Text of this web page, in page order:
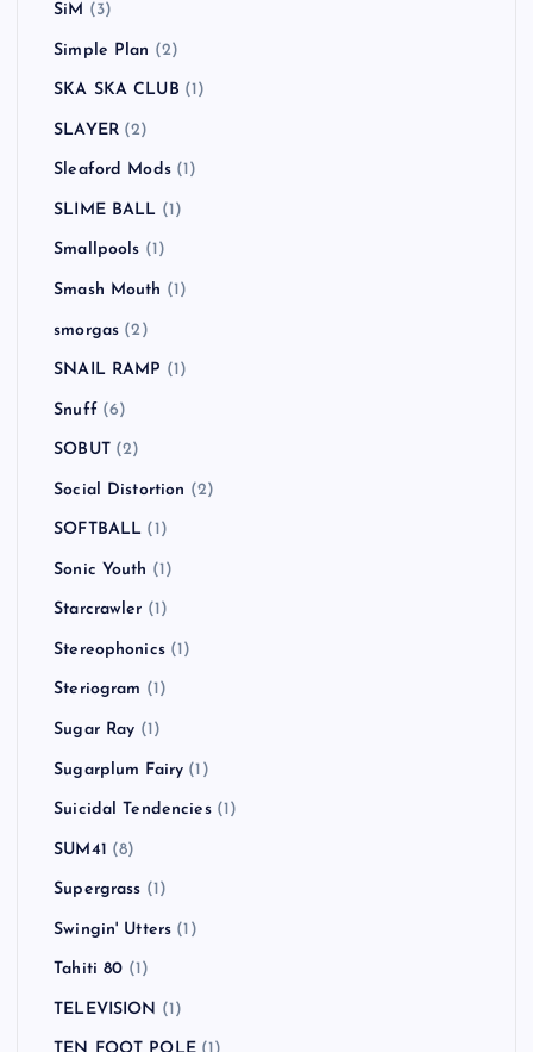
SiM (3)
Simple Plan (2)
SKA SKA CLUB (1)
SLAYER(2)
Sleaford Mods(1)
SLIME BALL (1)
Smallpools (1)
Smash Mouth (1)
smorgas (2)
SNAIL RAMP (1)
Snuff (6)
SOBUT(2)
Social Distortion (2)
SOFTBALL (1)
Sonic Youth (1)
Starcrawler (1)
Stereophonics(1)
Steriogram (1)
Sugar Ray (1)
Sugarplum Fairy (1)
Suicidal Tendencies(1)
SUM41 (8)
Supergrass (1)
Swingin' Utters (1)
Tahiti 80 (1)
TELEVISION (1)